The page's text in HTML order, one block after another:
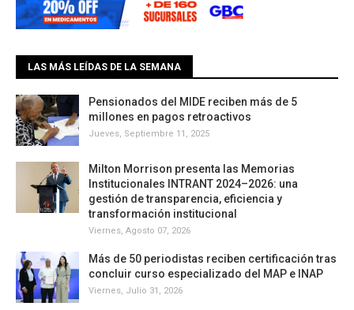
LAS MÁS LEÍDAS DE LA SEMANA
Pensionados del MIDE reciben más de 5
millones en pagos retroactivos
Jueves, Septiembre 11, 2025
Milton Morrison presenta las Memorias
Institucionales INTRANT 2024–2026: una
gestión de transparencia, eficiencia y
transformación institucional
Viernes, Agosto 07, 2026
Más de 50 periodistas reciben certificación tras
concluir curso especializado del MAP e INAP
Viernes, Julio 31, 2026